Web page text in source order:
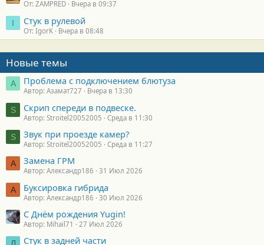
От: ZAMPRED Вчера в 09:37
I Стук в рулевой
От: IgorK Вчера в 08:48
Новые темы
А Проблема с подключением блютуза
Автор: Азамат727 Вчера в 13:30
S Скрип спереди в подвеске.
Автор: Stroitel20052005 Среда в 11:30
S Звук при проезде камер?
Автор: Stroitel20052005 Среда в 11:27
А Замена ГРМ
Автор: Александр186 31 Июл 2026
А Буксировка гибрида
Автор: Александр186 30 Июл 2026
С Днём рождения Yugin!
Автор: Mihail71 27 Июл 2026
Стук в задней части